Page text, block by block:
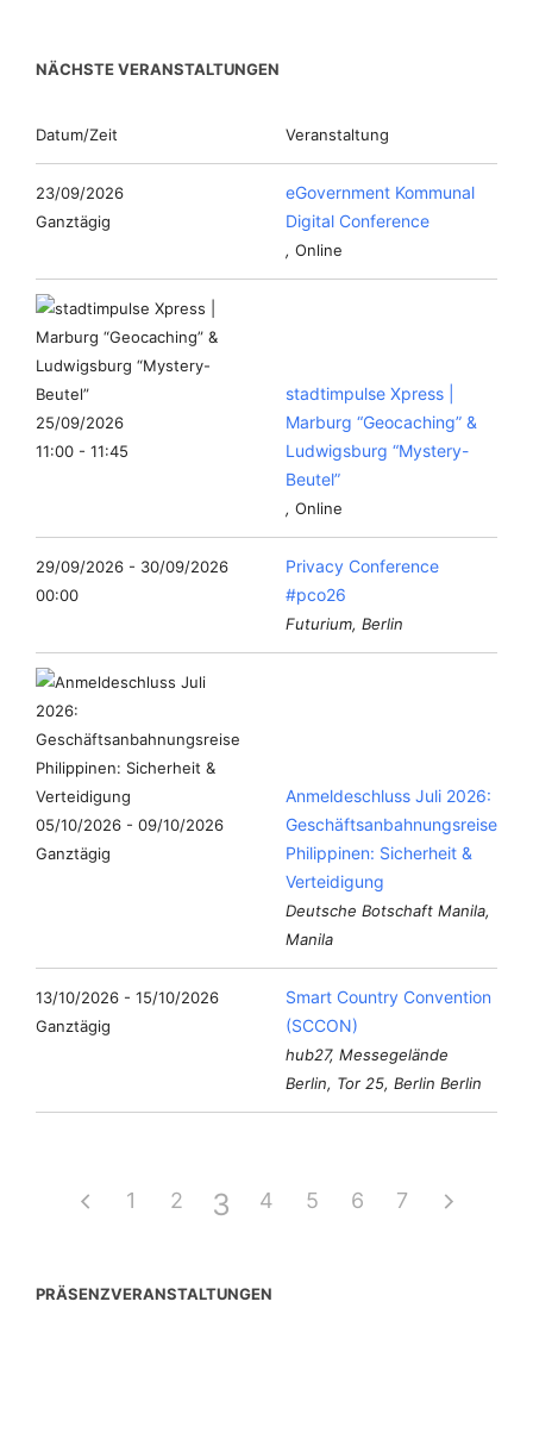
NÄCHSTE VERANSTALTUNGEN
Datum/Zeit Veranstaltung
23/09/2026
Ganztägig
eGovernment Kommunal
Digital Conference
, Online
25/09/2026
11:00 - 11:45
stadtimpulse Xpress |
Marburg “Geocaching” &
Ludwigsburg “Mystery-
Beutel”
, Online
29/09/2026 - 30/09/2026
00:00
Privacy Conference
#pco26
Futurium, Berlin
05/10/2026 - 09/10/2026
Ganztägig
Anmeldeschluss Juli 2026:
Geschäftsanbahnungsreise
Philippinen: Sicherheit &
Verteidigung
Deutsche Botschaft Manila,
Manila
13/10/2026 - 15/10/2026
Ganztägig
Smart Country Convention
(SCCON)
hub27, Messegelände
Berlin, Tor 25, Berlin Berlin
1 2 3 4 5 6 7
PRÄSENZVERANSTALTUNGEN